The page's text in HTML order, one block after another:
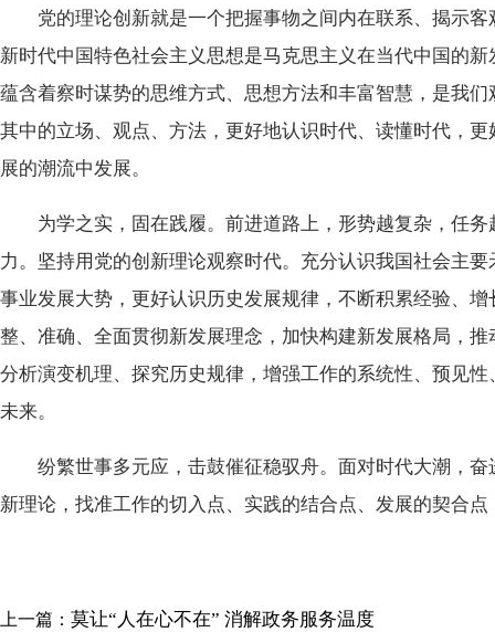
党的理论创新就是一个把握事物之间内在联系、揭示客
新时代中国特色社会主义思想是马克思主义在当代中国的
蕴含着察时谋势的思维方式、思想方法和丰富智慧，是我
其中的立场、观点、方法，更好地认识时代、读懂时代，
展的潮流中发展。
为学之实，固在践履。前进道路上，形势越复杂，任务
力。坚持用党的创新理论观察时代。充分认识我国社会主
事业发展大势，更好认识历史发展规律，不断积累经验、
整、准确、全面贯彻新发展理念，加快构建新发展格局，
分析演变机理、探究历史规律，增强工作的系统性、预见
未来。
纷繁世事多元应，击鼓催征稳驭舟。面对时代大潮，奋
新理论，找准工作的切入点、实践的结合点、发展的契合
上一篇： 莫让“人在心不在” 消解政务服务温度